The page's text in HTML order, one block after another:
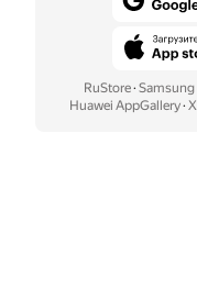
RuStore· Samsung
Huawei AppGallery·